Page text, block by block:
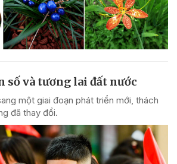
số và tương lai đất nước
một giai đoạn phát triển mới, thách
đã thay đổi.